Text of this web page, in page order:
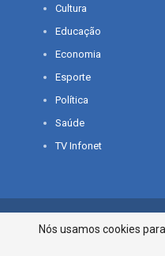
Cultura
Educação
Economia
Esporte
Política
Saúde
TV Infonet
© 2026 - O que é notícia em
Nós usamos cookies